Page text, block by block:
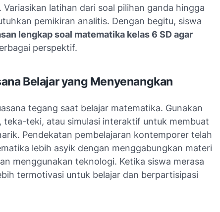
latihan dari soal pilihan ganda hingga
pemikiran analitis. Dengan begitu, siswa
lengkap soal matematika kelas 6 SD agar
perspektif.
Belajar yang Menyenangkan
tegang saat belajar matematika. Gunakan
teka-teki, atau simulasi interaktif untuk membuat
Pendekatan pembelajaran kontemporer telah
lebih asyik dengan menggabungkan materi
menggunakan teknologi. Ketika siswa merasa
termotivasi untuk belajar dan berpartisipasi